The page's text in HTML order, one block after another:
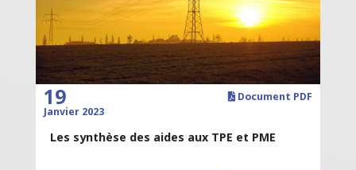
Document PDF
19
Janvier 2023
Les synthèse des aides aux TPE et PME